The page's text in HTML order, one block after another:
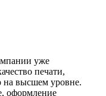
уже
печати,
на высшем уровне.
оформление